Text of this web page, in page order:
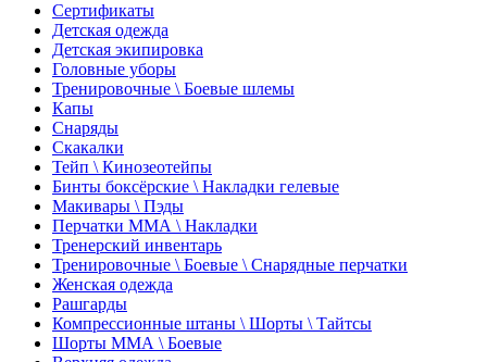
Сертификаты
Детская одежда
Детская экипировка
Головные уборы
Тренировочные \ Боевые шлемы
Капы
Снаряды
Скакалки
Тейп \ Кинозеотейпы
Бинты боксёрские \ Накладки гелевые
Макивары \ Пэды
Перчатки ММА \ Накладки
Тренерский инвентарь
Тренировочные \ Боевые \ Снарядные перчатки
Женская одежда
Рашгарды
Компрессионные штаны \ Шорты \ Тайтсы
Шорты ММА \ Боевые